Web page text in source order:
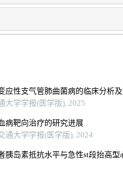
应性支气管肺曲菌病的临床分析
大学学报(医学版), 2025
病靶向治疗的研究进展
通大学学报(医学版), 2024
胰岛素抵抗水平与急性st段抬高型